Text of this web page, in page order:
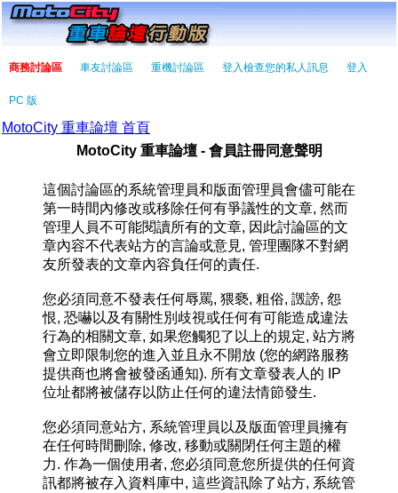
商務討論區 車友討論區 重機討論區 登入檢查您的私人訊息 登入
PC 版
MotoCity 重車論壇 首頁
MotoCity 重車論壇 - 會員註冊同意聲明
這個討論區的系統管理員和版面管理員會儘可能在
第一時間內修改或移除任何有爭議性的文章, 然而
管理人員不可能閱讀所有的文章, 因此討論區的文
章內容不代表站方的言論或意見, 管理團隊不對網
友所發表的文章內容負任何的責任.
您必須同意不發表任何辱罵, 猥褻, 粗俗, 譭謗, 怨
恨, 恐嚇以及有關性別歧視或任何有可能造成違法
行為的相關文章, 如果您觸犯了以上的規定, 站方將
會立即限制您的進入並且永不開放 (您的網路服務
提供商也將會被發函通知). 所有文章發表人的 IP
位址都將被儲存以防止任何的違法情節發生.
您必須同意站方, 系統管理員以及版面管理員擁有
在任何時間刪除, 修改, 移動或關閉任何主題的權
力. 作為一個使用者, 您必須同意您所提供的任何資
訊都將被存入資料庫中, 這些資訊除了站方, 系統管